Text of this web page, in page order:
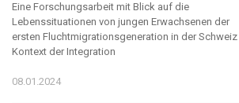
Eine Forschungsarbeit mit Blick auf die
Lebenssituationen von jungen Erwachsenen der
ersten Fluchtmigrationsgeneration in der Schweiz
Kontext der Integration
08.01.2024